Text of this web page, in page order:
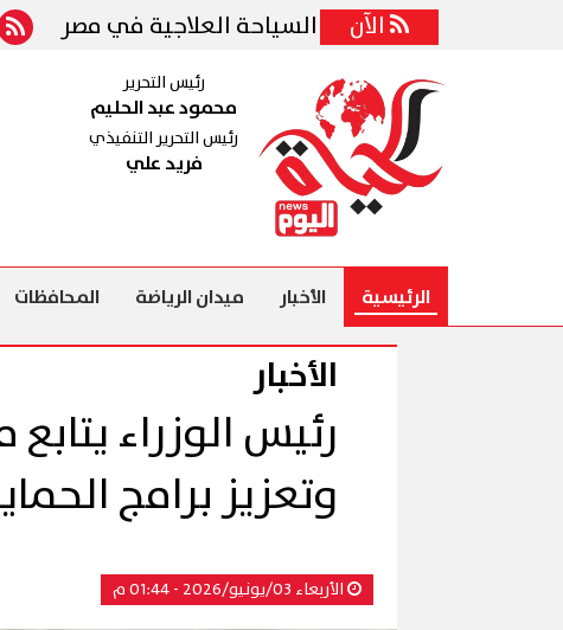
الآن
رئيس التحرير
محمود عبد الحليم
رئيس التحرير التنفيذي
فريد علي
الرئيسية الأخبار ميدان الرياضة المحافظات
الأخبار
رئيس الوزراء
وتعزيز برامج
الأربعاء 03/يونيو/2026 - 01:44 م